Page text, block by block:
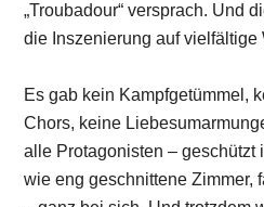
„Troubadour“ versprach. Und
die Inszenierung auf vielfältige
Es gab kein Kampfgetümmel,
Chors, keine
alle Protagonisten – geschützt
wie eng geschnittene Zimmer,